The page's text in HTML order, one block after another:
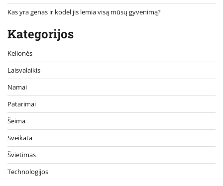
Kas yra genas ir kodėl jis lemia visą mūsų gyvenimą?
Kategorijos
Kelionės
Laisvalaikis
Namai
Patarimai
Šeima
Sveikata
Švietimas
Technologijos